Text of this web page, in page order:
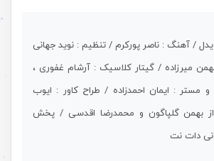
/ آهنگ : ناصر پورکرم / تنظیم : نوید جهانی
میرزاده / گیتار کلاسیک : آرشام غفوری ،
مستر : ایمان احمدزاده / طراح کاور : ایوب
از بهمن گلپاگون و محمدرضا اقدسی / پخش
دات نت